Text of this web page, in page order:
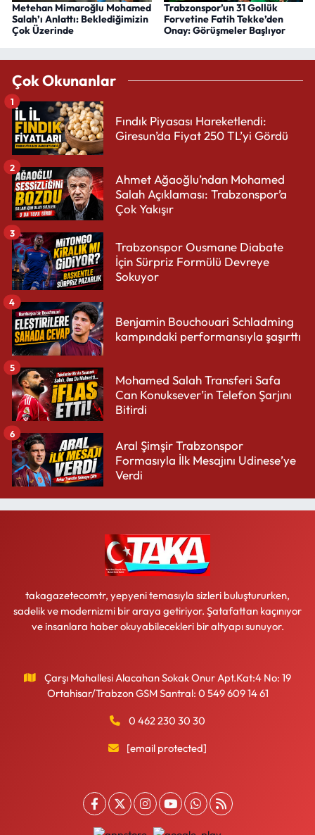
Metehan Mimaroğlu Mohamed
Salah’ı Anlattı: Beklediğimizin
Çok Üzerinde
Trabzonspor’un 31 Gollük
Forvetine Fatih Tekke’den
Onay: Görüşmeler Başlıyor
Çok Okunanlar
Fındık Piyasası Hareketlendi:
Giresun’da Fiyat 250 TL’yi Gördü
1
Ahmet Ağaoğlu’ndan Mohamed
Salah Açıklaması: Trabzonspor’a
Çok Yakışır
2
Trabzonspor Ousmane Diabate
İçin Sürpriz Formülü Devreye
Sokuyor
3
Benjamin Bouchouari Schladming
kampındaki performansıyla şaşırttı
4
Mohamed Salah Transferi Safa
Can Konuksever’in Telefon Şarjını
Bitirdi
5
Aral Şimşir Trabzonspor
Formasıyla İlk Mesajını Udinese’ye
Verdi
6
takagazetecomtr, yepyeni temasıyla sizleri buluştururken,
sadelik ve modernizmi bir araya getiriyor. Şatafattan kaçınıyor
ve insanlara haber okuyabilecekleri bir altyapı sunuyor.
Çarşı Mahallesi Alacahan Sokak Onur Apt.Kat:4 No: 19
Ortahisar/Trabzon GSM Santral: 0 549 609 14 61
0 462 230 30 30
[email protected]